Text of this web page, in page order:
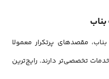
مقصدهای پرتکرار معمولا
تخصصی‌تر دارند. رایج‌ترین